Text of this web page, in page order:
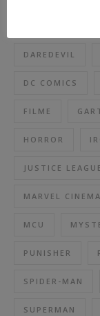
DAREDEVIL
DC COMICS
FILME
HORROR
JUSTICE LEAGUE
MARVEL
MCU
PUNISHER
SPIDER-MAN
SUPERMAN